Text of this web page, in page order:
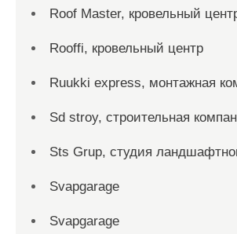
Roof Master, кровельный
Rooffi, кровельный центр
Ruukki express, монтажная
Sd stroy, строительная
Sts Grup, студия
Svapgarage
Svapgarage